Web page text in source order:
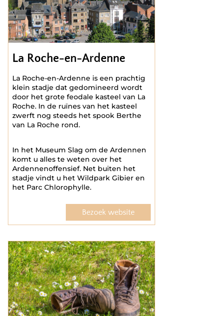
La Roche-en-Ardenne
La Roche-en-Ardenne is een prachtig
klein stadje dat gedomineerd wordt
door het grote feodale kasteel van La
Roche. In de ruïnes van het kasteel
zwerft nog steeds het spook Berthe
van La Roche rond.
In het Museum Slag om de Ardennen
komt u alles te weten over het
Ardennenoffensief. Net buiten het
stadje vindt u het Wildpark Gibier en
het Parc Chlorophylle.
Bezoek website